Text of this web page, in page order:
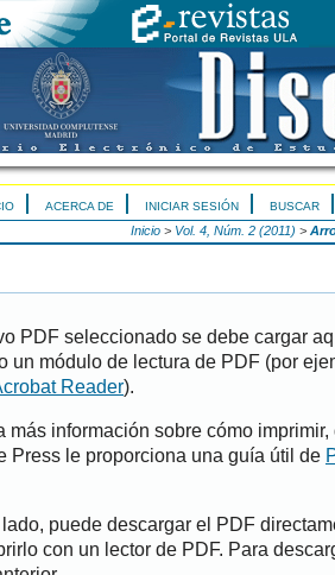
ACERCA DE INICIAR SESIÓN BUSCAR
Inicio > Vol. 4, Núm. 2 (2011) >
PDF seleccionado se debe cargar
un módulo de lectura de PDF (por
Reader).
más información sobre cómo
Press le proporciona una guía útil de
lado, puede descargar el PDF
con un lector de PDF. Para